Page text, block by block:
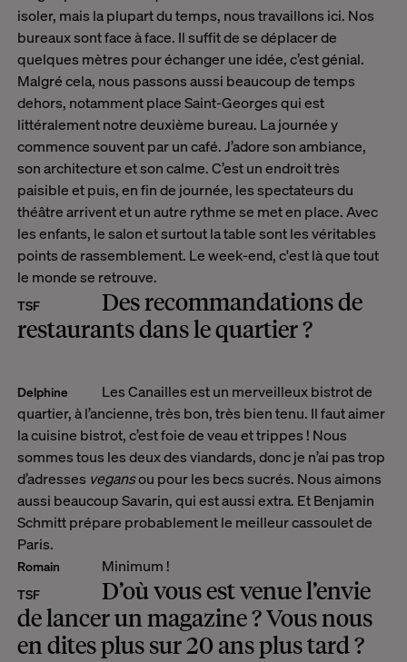
isoler, mais la plupart du temps, nous travaillons ici. Nos
bureaux sont face à face. Il suffit de se déplacer de
quelques mètres pour échanger une idée, c’est génial.
Malgré cela, nous passons aussi beaucoup de temps
dehors, notamment place Saint-Georges qui est
littéralement notre deuxième bureau. La journée y
commence souvent par un café. J’adore son ambiance,
son architecture et son calme. C’est un endroit très
paisible et puis, en fin de journée, les spectateurs du
théâtre arrivent et un autre rythme se met en place. Avec
les enfants, le salon et surtout la table sont les véritables
points de rassemblement. Le week-end, c'est là que tout
le monde se retrouve.
TSF Desrecommandations de
restaurantsdans le quartier ?
Delphine
Les Canailles est un merveilleux bistrot de
quartier, à l’ancienne, très bon, très bien tenu. Il faut aimer
la cuisine bistrot, c’est foie de veau et trippes ! Nous
sommes tous les deux des viandards, donc je n’ai pas trop
d’adresses vegansou pour les becs sucrés. Nous aimons
aussi beaucoup Savarin, qui est aussi extra. Et Benjamin
Schmitt prépare probablement le meilleur cassoulet de
Paris.
Romain Minimum !
TSF
D’où vous est venue l’envie
de lancer un magazine ? Vous nous
en dites plus sur 20 ans plus tard ?